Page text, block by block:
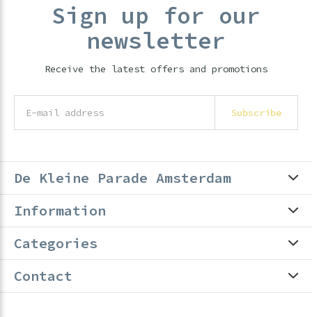
Sign up for our
newsletter
Receive the latest offers and promotions
Subscribe
De Kleine Parade Amsterdam
Information
Categories
Contact